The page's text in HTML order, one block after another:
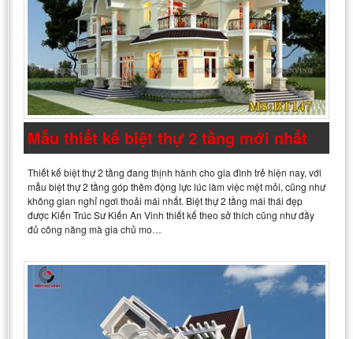
Mẫu thiết kế biệt thự 2 tầng mới nhất
Thiết kế biệt thự 2 tầng đang thịnh hành cho gia đình trẻ hiện nay, với
mẫu biệt thự 2 tầng góp thêm động lực lúc làm việc mệt mỏi, cũng như
không gian nghỉ ngơi thoải mái nhất. Biệt thự 2 tầng mái thái đẹp
được Kiến Trúc Sư Kiến An Vinh thiết kế theo sở thích cũng như đầy
đủ công năng mà gia chủ mo…